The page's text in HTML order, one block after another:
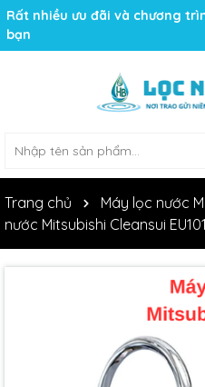
Rất nhiều ưu đãi và chương
bạn
Trang chủ Máy lọc nước
nước Mitsubishi Cleansui EU101